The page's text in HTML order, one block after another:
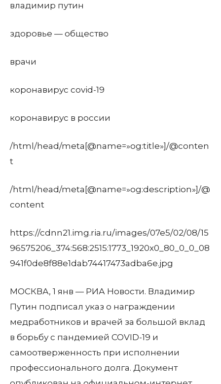
владимир путин
здоровье — общество
врачи
коронавирус covid-19
коронавирус в россии
/html/head/meta[@name=»og:title»]/@conten
t
/html/head/meta[@name=»og:description»]/@
content
https://cdnn21.img.ria.ru/images/07e5/02/08/15
96575206_374:568:2515:1773_1920x0_80_0_0_08
941f0de8f88e1dab74417473adba6e.jpg
МОСКВА, 1 янв — РИА Новости. Владимир
Путин подписал указ о награждении
медработников и врачей за большой вклад
в борьбу с пандемией COVID-19 и
самоотверженность при исполнении
профессионального долга. Документ